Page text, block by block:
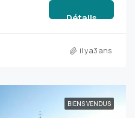
Détails
il y a3 ans
BIENS VENDUS